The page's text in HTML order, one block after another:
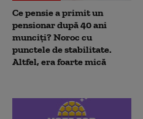
Ce pensie a primit un
pensionar după 40 ani
munciți? Noroc cu
punctele de stabilitate.
Altfel, era foarte mică